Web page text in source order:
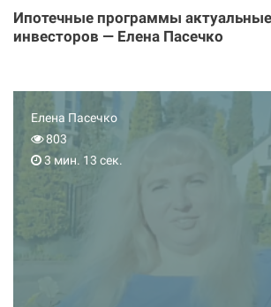
Ипотечные программы
инвесторов — Елена Пасечко
Елена Пасечко
803
3 мин. 13 сек.